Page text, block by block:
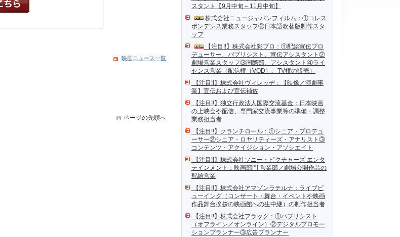
スタント【9月中旬～11月中旬】
株式会社ニュージャパンフィルム：①コレス
ポンデンス業務スタッフ②日本語吹替版制作スタ
ッフ
【注目!!】株式会社彩プロ：①配給宣伝プロ
デューサー、パブリシスト、宣伝アシスタント②
劇場営業スタッフ③国際部、アシスタント④ライ
センス営業（配信権（VOD）、TV権の販売）
【注目!!】株式会社ヴィレッヂ：【映像／演劇事
業】宣伝および宣伝補佐
【注目!!】独立行政法人国際交流基金：日本映画
の上映会や配信、専門家交流事業等の準備・調整
業務担当者
【注目!!】クランチロール：①シニア・プロデュ
ーサー②シニア・ロヤリティーズ・アナリスト③
コンテンツ・アクイジション・アソシエイト
【注目!!】株式会社ソニー・ピクチャーズ エンタ
テインメント：映画部門 営業部／劇場公開作品の
配給営業
【注目!!】株式会社アマゾンラテルナ：ライブビ
ューイング（コンサート・舞台・イベントや映画
作品舞台挨拶の映画館への生中継）の制作担当者
【注目!!】株式会社フラッグ：①パブリシスト
（オフライン／オンライン）②デジタルプロモー
ションプランナー③広告プランナー
映画ニュース一覧
ページの先頭へ